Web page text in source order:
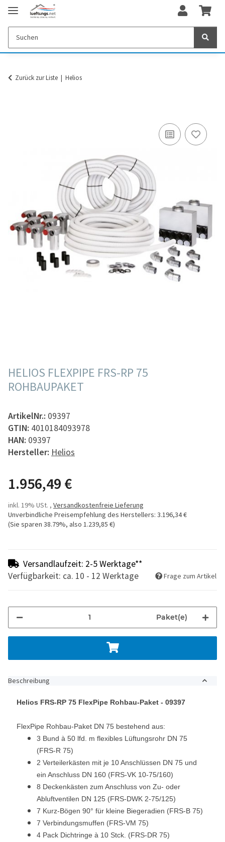
Zurück zur Liste Helios
HELIOS FLEXPIPE FRS-RP 75
ROHBAUPAKET
ArtikelNr.: 09397
GTIN: 4010184093978
HAN: 09397
Hersteller: Helios
1.956,49 €
inkl. 19% USt. , Versandkostenfreie Lieferung
Unverbindliche Preisempfehlung des Herstellers: 3.196,34 €
(Sie sparen 38.79%, also 1.239,85 €)
Versandlaufzeit: 2-5 Werktage**
Verfügbarkeit: ca. 10 - 12 Werktage
Frage zum Artikel
Paket(e)
Beschreibung
Helios FRS-RP 75 FlexPipe Rohbau-Paket - 09397
FlexPipe Rohbau-Paket DN 75 bestehend aus:
3 Bund à 50 lfd. m flexibles Lüftungsrohr DN 75
(FRS-R 75)
2 Verteilerkästen mit je 10 Anschlüssen DN 75 und
ein Anschluss DN 160 (FRS-VK 10-75/160)
8 Deckenkästen zum Anschluss von Zu- oder
Abluftventilen DN 125 (FRS-DWK 2-75/125)
7 Kurz-Bögen 90° für kleine Biegeradien (FRS-B 75)
7 Verbindungsmuffen (FRS-VM 75)
4 Pack Dichtringe à 10 Stck. (FRS-DR 75)